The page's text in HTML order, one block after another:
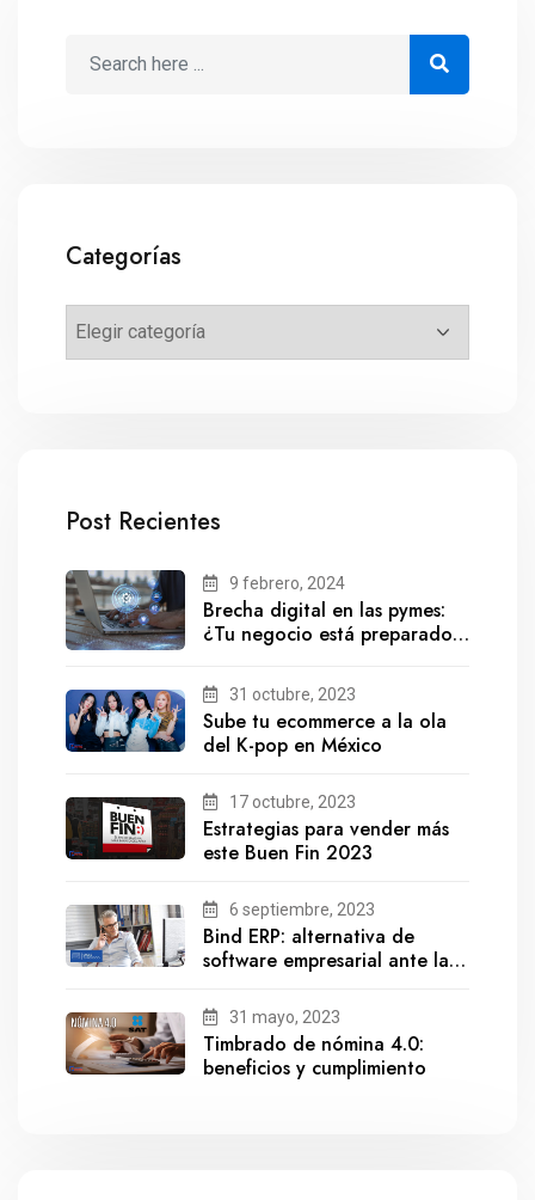
Categorías
Post Recientes
9 febrero, 2024
Brecha digital en las pymes:
¿Tu negocio está preparado
31 octubre, 2023
Sube tu ecommerce a la ola
del K-pop en México
17 octubre, 2023
Estrategias para vender más
este Buen Fin 2023
6 septiembre, 2023
Bind ERP: alternativa de
software empresarial ante la
31 mayo, 2023
Timbrado de nómina 4.0:
beneficios y cumplimiento